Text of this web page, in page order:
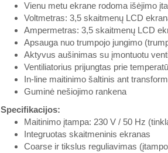
Vienu metu ekrane rodoma išėjimo
Voltmetras: 3,5 skaitmenų LCD
Ampermetras: 3,5 skaitmenų LCD
Apsauga nuo trumpojo jungimo
Aktyvus aušinimas su įmontuotu
Ventiliatorius prijungtas prie
In-line maitinimo šaltinis ant
Guminė nešiojimo rankena
Specifikacijos:
Maitinimo įtampa: 230 V / 50 Hz
Integruotas skaitmeninis ekranas
Coarse ir tikslus reguliavimas